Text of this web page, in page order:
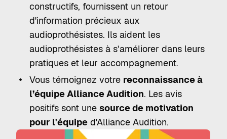
constructifs, fournissent un retour
d'information précieux aux
audioprothésistes. Ils aident les
audioprothésistes à s’améliorer dans leurs
pratiques et leur accompagnement.
Vous témoignez votre reconnaissance à
l’équipe Alliance Audition. Les avis
positifs sont unesource de motivation
pour l'équipe d'Alliance Audition.